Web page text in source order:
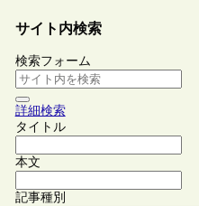
サイト内検索
検索フォーム
詳細検索
タイトル
本文
記事種別